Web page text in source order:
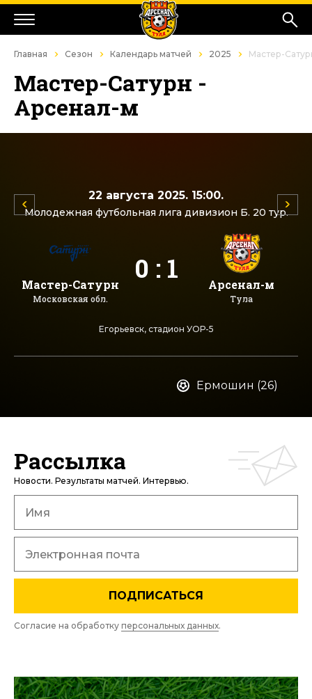
Главная Сезон Календарь матчей 2025 Мастер-
Мастер-Сатурн -
Арсенал-м
22 августа 2025. 15:00.
Молодежная футбольная лига дивизион Б. 20 тур.
Мастер-Сатурн
Московская обл.
0 : 1 Арсенал-м
Тула
Егорьевск, стадион УОР-5
Ермошин (26)
Рассылка
Новости. Результаты матчей. Интервью.
ПОДПИСАТЬСЯ
Согласие на обработку персональных данных.